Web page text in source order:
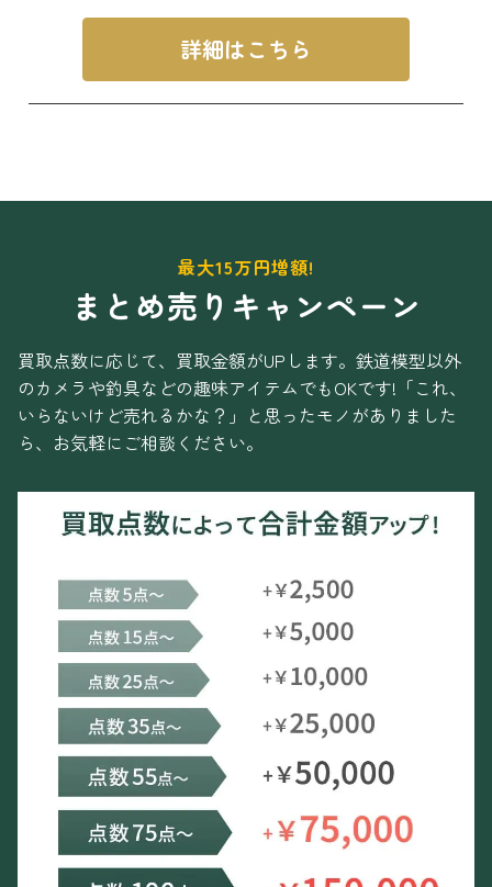
詳細はこちら
最大15万円増額!
まとめ売りキャンペーン
買取点数に応じて、買取金額がUPします。 鉄道模型以外
のカメラや釣具などの趣味アイテムでもOKです! 「これ、
いらないけど売れるかな？」と思ったモノがありました
ら、お気軽にご相談ください。